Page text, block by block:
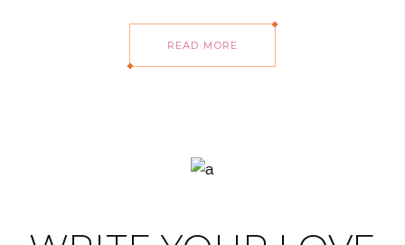
READ MORE